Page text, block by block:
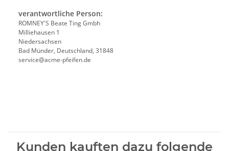
verantwortliche Person:
ROMNEY'S Beate Ting Gmbh
Milliehausen 1
Niedersachsen
Bad Münder, Deutschland, 31848
service@acme-pfeifen.de
Kunden kauften dazu folgende